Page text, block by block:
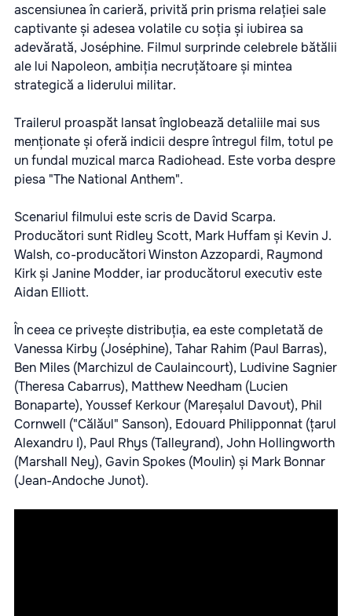
ascensiunea în carieră, privită prin prisma relației sale
captivante și adesea volatile cu soția și iubirea sa
adevărată, Joséphine. Filmul surprinde celebrele bătălii
ale lui Napoleon, ambiția necruțătoare și mintea
strategică a liderului militar.
Trailerul proaspăt lansat înglobează detaliile mai sus
menționate și oferă indicii despre întregul film, totul pe
un fundal muzical marca Radiohead. Este vorba despre
piesa "The National Anthem".
Scenariul filmului este scris de David Scarpa.
Producători sunt Ridley Scott, Mark Huffam și Kevin J.
Walsh, co-producători Winston Azzopardi, Raymond
Kirk și Janine Modder, iar producătorul executiv este
Aidan Elliott.
În ceea ce privește distribuția, ea este completată de
Vanessa Kirby (Joséphine), Tahar Rahim (Paul Barras),
Ben Miles (Marchizul de Caulaincourt), Ludivine Sagnier
(Theresa Cabarrus), Matthew Needham (Lucien
Bonaparte), Youssef Kerkour (Mareșalul Davout), Phil
Cornwell ("Călăul" Sanson), Edouard Philipponnat (țarul
Alexandru I), Paul Rhys (Talleyrand), John Hollingworth
(Marshall Ney), Gavin Spokes (Moulin) și Mark Bonnar
(Jean-Andoche Junot).